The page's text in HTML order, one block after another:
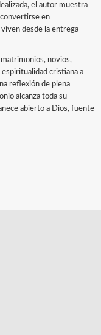
el autor muestra
en
desde la entrega
novios,
cristiana a
reflexión de plena
alcanza toda su
abierto a Dios, fuente